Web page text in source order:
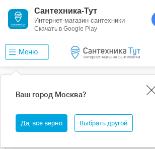
Сантехника-Тут
Интернет-магазин сантехники
Скачать в Google Play
Меню
Ваш город Москва?
Да, все верно Выбрать другой
универсальная ванны
Применить фильтры